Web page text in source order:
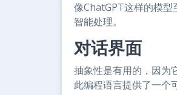
像ChatGPT这样的模型
智能处理。
对话界面
抽象性是有用的，因为
此编程语言提供了一个